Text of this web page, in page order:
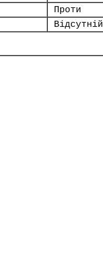
Проти
Відсутній